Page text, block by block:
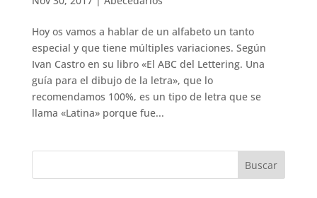
Hoy os vamos a hablar de un alfabeto un tanto
especial y que tiene múltiples variaciones. Según
Ivan Castro en su libro «El ABC del Lettering. Una
guía para el dibujo de la letra», que lo
recomendamos 100%, es un tipo de letra que se
llama «Latina» porque fue...